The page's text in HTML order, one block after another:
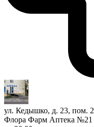
ул. Кедышко, д. 23, пом. 2
Флора Фарм Аптека №21